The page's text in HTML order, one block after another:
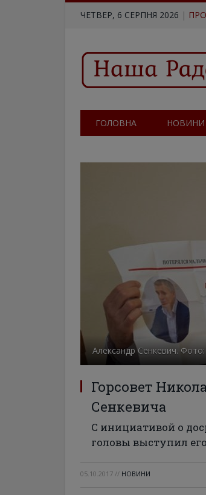
ЧЕТВЕР, 6 СЕРПНЯ 2026 |
ГОЛОВНА НОВИНИ
Александр Сенкевич.
Горсовет
Сенкевича
С инициативой о
головы выступил
05.10.2017 // НОВИНИ